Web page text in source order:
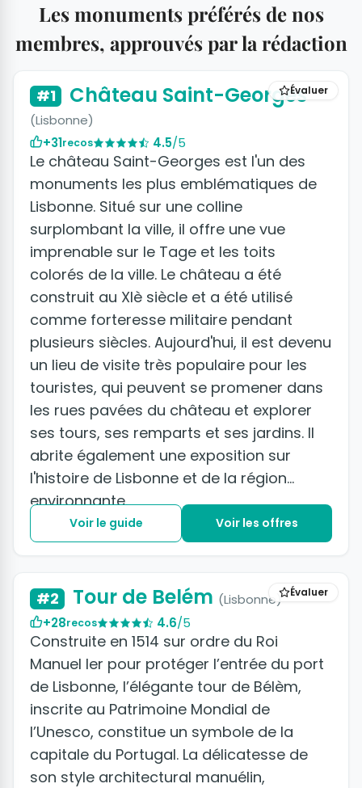
Les monuments préférés de nos
membres, approuvés par la rédaction
+14 photos
Évaluer
#1 Château Saint-Georges
(Lisbonne)
+31recos 4.5/5
Le château Saint-Georges est l'un des
monuments les plus emblématiques de
Lisbonne. Situé sur une colline
surplombant la ville, il offre une vue
imprenable sur le Tage et les toits
colorés de la ville. Le château a été
construit au XIè siècle et a été utilisé
comme forteresse militaire pendant
plusieurs siècles. Aujourd'hui, il est devenu
un lieu de visite très populaire pour les
touristes, qui peuvent se promener dans
les rues pavées du château et explorer
ses tours, ses remparts et ses jardins. Il
abrite également une exposition sur
l'histoire de Lisbonne et de la région
environnante.
Voir le guide Voir les offres
Évaluer
#2 Tour de Belém (Lisbonne)
+28recos 4.6/5
Construite en 1514 sur ordre du Roi
Manuel Ier pour protéger l’entrée du port
de Lisbonne, l’élégante tour de Bélèm,
inscrite au Patrimoine Mondial de
l’Unesco, constitue un symbole de la
capitale du Portugal. La délicatesse de
son style architectural manuélin,